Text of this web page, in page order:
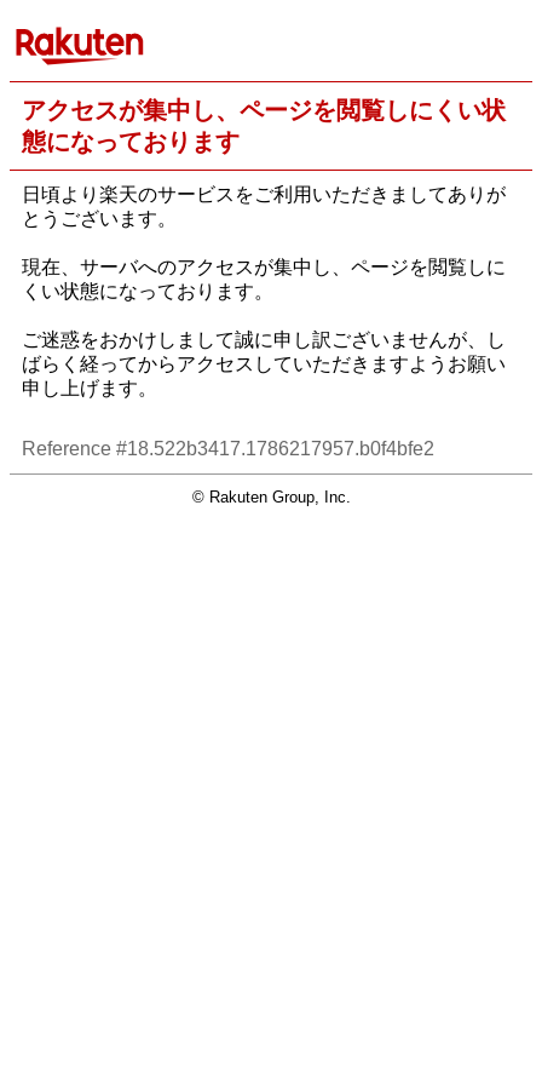
アクセスが集中し、ページを閲覧しにくい状
態になっております
日頃より楽天のサービスをご利用いただきましてありが
とうございます。
現在、サーバへのアクセスが集中し、ページを閲覧しに
くい状態になっております。
ご迷惑をおかけしまして誠に申し訳ございませんが、し
ばらく経ってからアクセスしていただきますようお願い
申し上げます。
Reference #18.522b3417.1786217957.b0f4bfe2
© Rakuten Group, Inc.